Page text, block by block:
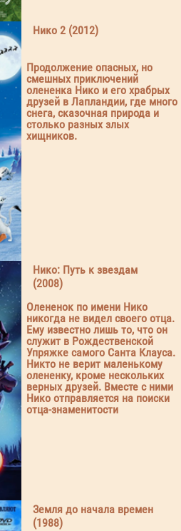
Нико 2 (2012)
Продолжение опасных, но
смешных приключений
олененка Нико и его храбрых
друзей в Лапландии, где много
снега, сказочная природа и
столько разных злых
хищников.
Нико: Путь к звездам
(2008)
Олененок по имени Нико
никогда не видел своего отца.
Ему известно лишь то, что он
служит в Рождественской
Упряжке самого Санта Клауса.
Никто не верит маленькому
олененку, кроме нескольких
верных друзей. Вместе с ними
Нико отправляется на поиски
отца-знаменитости
Земля до начала времен
(1988)